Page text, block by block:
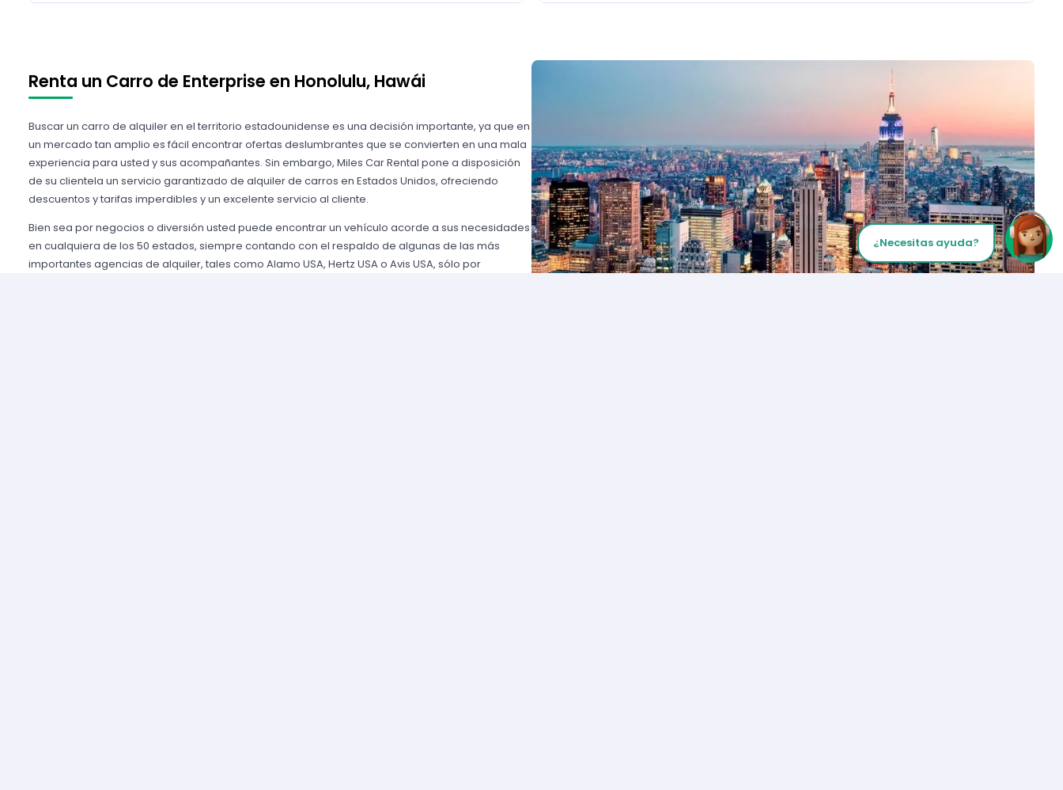
Renta un Carro de Enterprise en Honolulu, Hawái
Buscar un carro de alquiler en el territorio estadounidense es una decisión importante, ya que en
un mercado tan amplio es fácil encontrar ofertas deslumbrantes que se convierten en una mala
experiencia para usted y sus acompañantes. Sin embargo, Miles Car Rental pone a disposición
de su clientela un servicio garantizado de alquiler de carros en Estados Unidos, ofreciendo
descuentos y tarifas imperdibles y un excelente servicio al cliente.
Bien sea por negocios o diversión usted puede encontrar un vehículo acorde a sus necesidades
en cualquiera de los 50 estados, siempre contando con el respaldo de algunas de las más
importantes agencias de alquiler, tales como Alamo USA, Hertz USA o Avis USA, sólo por
¿Necesitas ayuda?